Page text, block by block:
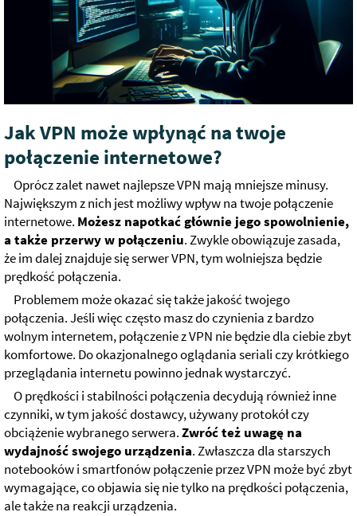
Jak VPN może wpłynąć na twoje
połączenie internetowe?
Oprócz zalet nawet najlepsze VPN mają mniejsze minusy.
Największym z nich jest możliwy wpływ na twoje połączenie
internetowe. Możesz napotkać głównie jego spowolnienie,
a także przerwy w połączeniu. Zwykle obowiązuje zasada,
że im dalej znajduje się serwer VPN, tym wolniejsza będzie
prędkość połączenia.
Problemem może okazać się także jakość twojego
połączenia. Jeśli więc często masz do czynienia z bardzo
wolnym internetem, połączenie z VPN nie będzie dla ciebie zbyt
komfortowe. Do okazjonalnego oglądania seriali czy krótkiego
przeglądania internetu powinno jednak wystarczyć.
O prędkości i stabilności połączenia decydują również inne
czynniki, w tym jakość dostawcy, używany protokół czy
obciążenie wybranego serwera.Zwróć też uwagę na
wydajność swojego urządzenia. Zwłaszcza dla starszych
notebooków i smartfonów połączenie przez VPN może być zbyt
wymagające, co objawia się nie tylko na prędkości połączenia,
ale także na reakcji urządzenia.